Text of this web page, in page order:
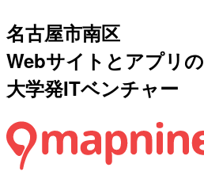
名古屋市南区
Webサイトとアプリの
大学発ITベンチャー